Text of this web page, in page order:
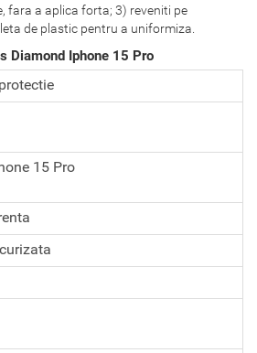
fara a aplica forta; 3) reveniti pe
de plastic pentru a uniformiza.
Diamond Iphone 15 Pro
15 Pro